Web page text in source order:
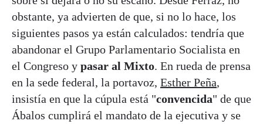
obstante, ya advierten de que, si no lo hace, los
siguientes pasos ya están calculados: tendría que
abandonar el Grupo Parlamentario Socialista en
el Congreso y pasar al Mixto. En rueda de prensa
en la sede federal, la portavoz, Esther Peña,
insistía en que la cúpula está "convencida" de que
Ábalos cumplirá el mandato de la ejecutiva y se